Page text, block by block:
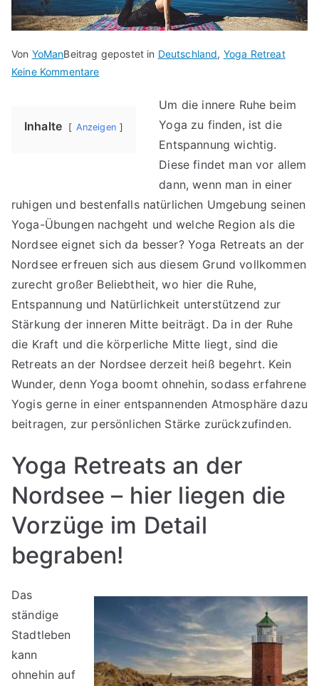
Von YoManBeitrag gepostet in Deutschland, Yoga Retreat
Keine Kommentarefür
Nordsee
Inhalte Anzeigen
Um die innere Ruhe beim
Yoga zu finden, ist die
Entspannung wichtig.
Diese findet man vor allem
dann, wenn man in einer
ruhigen und bestenfalls natürlichen Umgebung seinen
Yoga-Übungen nachgeht und welche Region als die
Nordsee eignet sich da besser? Yoga Retreats an der
Nordsee erfreuen sich aus diesem Grund vollkommen
zurecht großer Beliebtheit, wo hier die Ruhe,
Entspannung und Natürlichkeit unterstützend zur
Stärkung der inneren Mitte beiträgt. Da in der Ruhe
die Kraft und die körperliche Mitte liegt, sind die
Retreats an der Nordsee derzeit heiß begehrt. Kein
Wunder, denn Yoga boomt ohnehin, sodass erfahrene
Yogis gerne in einer entspannenden Atmosphäre dazu
beitragen, zur persönlichen Stärke zurückzufinden.
Yoga Retreats an der
Nordsee – hier liegen die
Vorzüge im Detail
begraben!
Das
ständige
Stadtleben
kann
ohnehin auf